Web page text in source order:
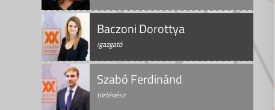
Baczoni Dorottya
igazgató
Szabó Ferdinánd
történész